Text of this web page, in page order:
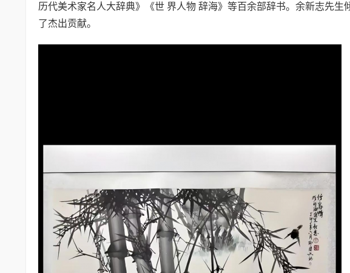
历代美术家名人大辞典》《世 界人物 辞海》等百余部辞书。余新志先
了杰出贡献。